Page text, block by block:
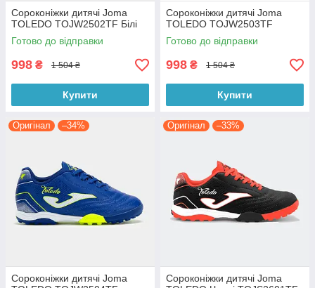
Сороконіжки дитячі Joma
TOLEDO TOJW2502TF Білі
Готово до відправки
998 ₴ 1 504 ₴
Купити
Сороконіжки дитячі Joma
TOLEDO TOJW2503TF
Готово до відправки
998 ₴ 1 504 ₴
Купити
Оригінал –34%
Сороконіжки дитячі Joma
Оригінал –33%
Сороконіжки дитячі Joma